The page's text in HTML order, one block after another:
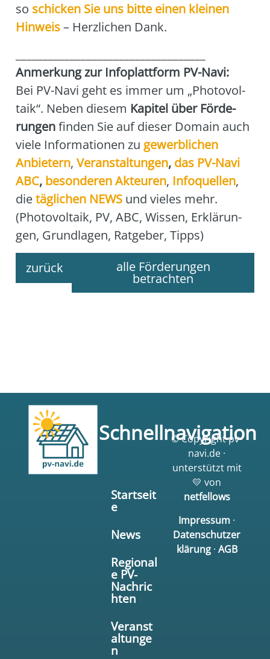
so schi­cken Sie uns bit­te einen klei­nen
Hin­weis– Herz­li­chen Dank.
Anmer­kung zur Info­platt­form PV-Navi:
Bei PV-Navi geht es immer um „Pho­to­vol­
ta­ik“. Neben die­sem Kapi­tel über För­de­
run­genfin­den Sie auf die­ser Domain auch
vie­le Infor­ma­tio­nen zu gewerb­li­chen
Anbie­tern, Ver­an­stal­tun­gen, das PV-Navi
ABC, beson­de­ren Akteu­ren, Info­quel­len,
dietäg­li­chen NEWS und vie­les mehr.
(Pho­to­vol­ta­ik, PV, ABC, Wis­sen, Erklä­run­
gen, Grund­la­gen, Rat­ge­ber, Tipps)
zurück alle Förderungen
betrachten
Schnellnavigation
Startseit
e
News
Regional
e PV-
Nachric
hten
Veranst
altunge
n
© Copyright pv-
navi.de ·
unterstützt mit
💛 von
netfellows
Impressum ·
Datenschutzer
klärung· AGB